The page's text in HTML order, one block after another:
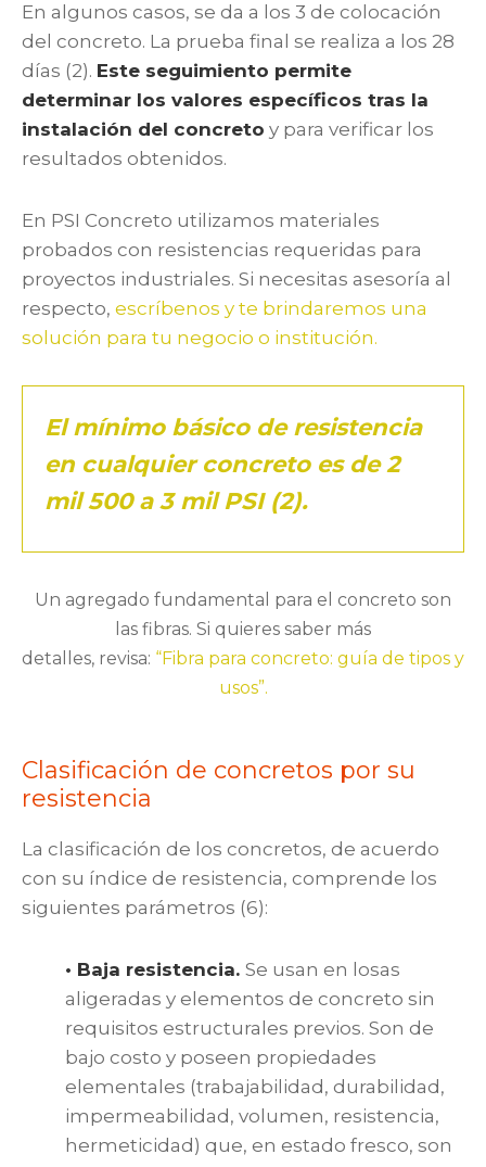
En algunos casos, se da a los 3 de colocación
del concreto. La prueba final se realiza a los 28
días (2). Este seguimiento permite
determinar los valores específicos tras la
instalación del concreto y para verificar los
resultados obtenidos.
En PSI Concreto utilizamos materiales
probados con resistencias requeridas para
proyectos industriales. Si necesitas asesoría al
respecto, escríbenos y te brindaremos una
solución para tu negocio o institución.
El mínimo básico de resistencia
en cualquier concreto es de 2
mil 500 a 3 mil PSI (2).
Un agregado fundamental para el concreto son
las fibras. Si quieres saber más
detalles, revisa: “Fibra para concreto: guía de tipos y
usos”.
Clasificación de concretos por su
resistencia
La clasificación de los concretos, de acuerdo
con su índice de resistencia, comprende los
siguientes parámetros (6):
• Baja resistencia. Se usan en losas
aligeradas y elementos de concreto sin
requisitos estructurales previos. Son de
bajo costo y poseen propiedades
elementales (trabajabilidad, durabilidad,
impermeabilidad, volumen, resistencia,
hermeticidad) que, en estado fresco, son